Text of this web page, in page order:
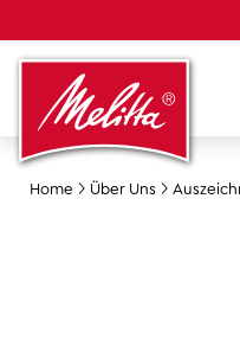
Home Über Uns